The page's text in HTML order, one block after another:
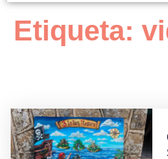
Etiqueta: